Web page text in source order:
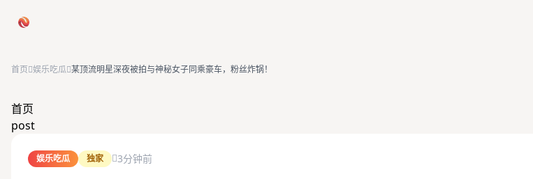
首页 娱乐吃瓜 某顶流明星深夜被拍与神秘女子同乘豪车，粉丝炸锅！
首页
post
娱乐吃瓜 独家 3分钟前